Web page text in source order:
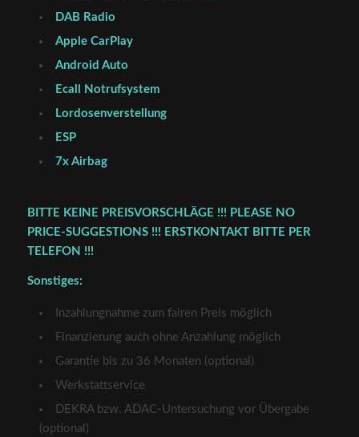
DAB Radio
Apple CarPlay
Android Auto
Ecall Notrufsystem
Lordosenverstellung
ESP
7x Airbag
BITTE KEINE PREISVORSCHLÄGE !!! PLEASE NO
PRICE-SUGGESTIONS !!! ERSTKONTAKT BITTE PER
TELEFON !!!
Sonstiges:
Inzahlungnahme zum fairen Preis möglich
Finanzierung auch ohne Anzahlung möglich
Garantie bis zu 36 Monaten (optional)
Werkstattservice
DEKRA bzw. ADAC-Untersuchung vor Übergabe
(optional)